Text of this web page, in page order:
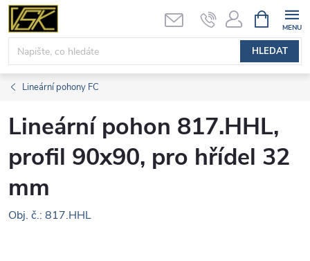
Přejít
obsah
HLEDAT
NÁKUPNÍ
KOŠÍK
Lineární pohony FC
Lineární pohon 817.HHL,
profil 90x90, pro hřídel 32
mm
Obj. č.: 817.HHL